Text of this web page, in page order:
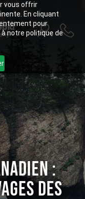
vous offrir
En cliquant
pour
notre politique de
:
DES